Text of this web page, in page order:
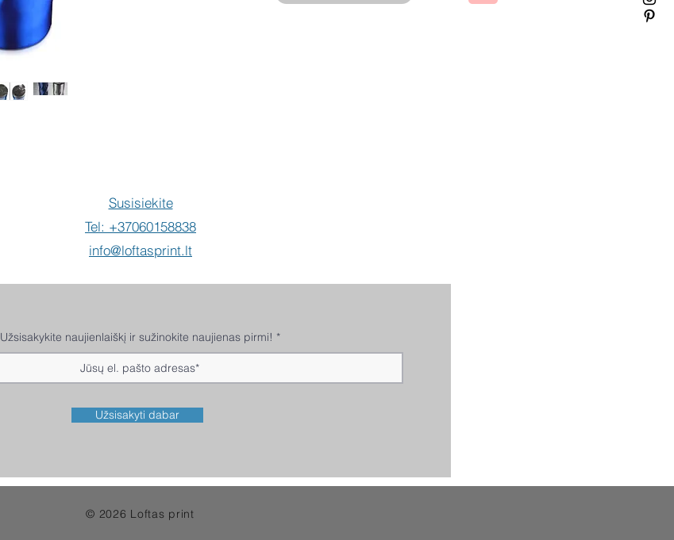
Susisiekite
Tel: +37060158838
info@loftasprint.lt
Užsisakykite naujienlaiškį ir sužinokite naujienas pirmi!
Užsisakyti dabar
© 2026 Loftas print